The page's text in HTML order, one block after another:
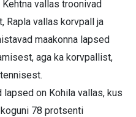
vallas troonivad
Rapla vallas korvpall ja
maakonna lapsed
aga ka korvpallist,
on Kohila vallas, kus
78 protsenti